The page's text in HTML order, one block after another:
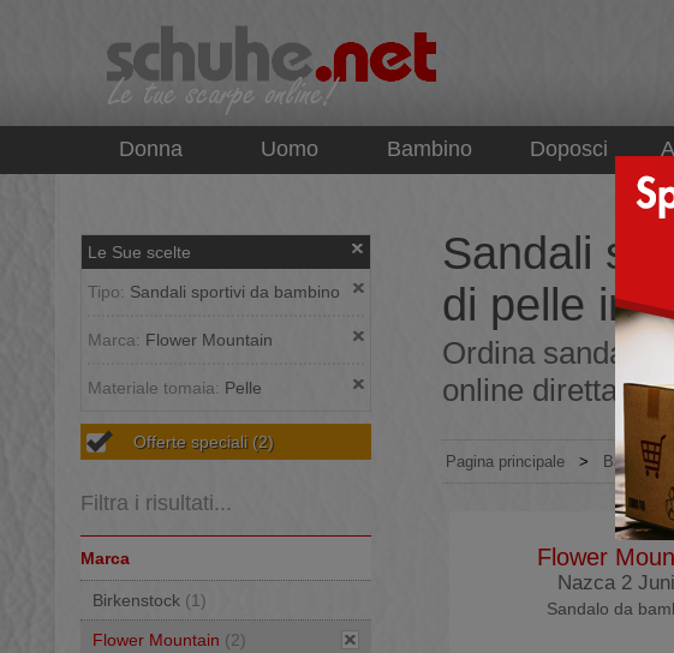
Donna Uomo Bambino Doposci
Le Sue scelte
Tipo: Sandali sportivi da bambino
Marca: Flower Mountain
Materiale tomaia: Pelle
Offerte speciali (2)
Filtra i risultati...
Marca
Birkenstock (1)
Flower Mountain (2)
Sandali
di pelle in
Ordina sandali
online
Pagina principale > Bambino
Flower
Nazca 2
Sandalo da